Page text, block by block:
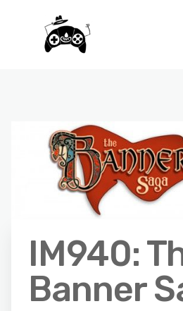
IM940:
Banner